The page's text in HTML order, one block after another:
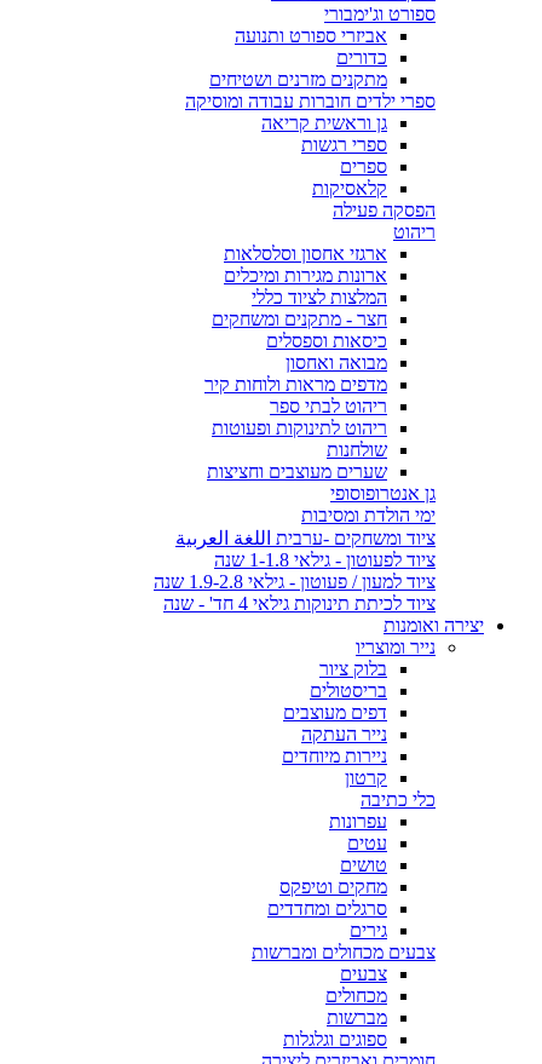
ספורט וג'ימבורי
אביזרי ספורט ותנועה
כדורים
מתקנים מזרנים ושטיחים
ספרי ילדים חוברות עבודה ומוסיקה
גן וראשית קריאה
ספרי רגשות
ספרים
קלאסיקות
הפסקה פעילה
ריהוט
ארגזי אחסון וסלסלאות
ארונות מגירות ומיכלים
המלצות לציוד כללי
חצר - מתקנים ומשחקים
כיסאות וספסלים
מבואה ואחסון
מדפים מראות ולוחות קיר
ריהוט לבתי ספר
ריהוט לתינוקות ופעוטות
שולחנות
שערים מעוצבים וחציצות
גן אנטרופוסופי
ימי הולדת ומסיבות
ציוד ומשחקים -ערבית اللغة العربية
ציוד לפעוטון - גילאי 1-1.8 שנה
ציוד למעון / פעוטון - גילאי 1.9-2.8 שנה
ציוד לכיתת תינוקות גילאי 4 חד' - שנה
יצירה ואומנות
נייר ומוצריו
בלוק ציור
בריסטולים
דפים מעוצבים
נייר העתקה
ניירות מיוחדים
קרטון
כלי כתיבה
עפרונות
עטים
טושים
מחקים וטיפקס
סרגלים ומחדדים
גירים
צבעים מכחולים ומברשות
צבעים
מכחולים
מברשות
ספוגים וגלגלות